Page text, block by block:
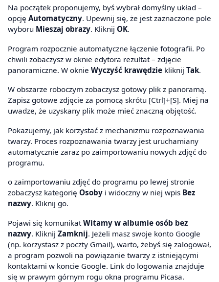
Na początek proponujemy, byś wybrał domyślny układ –
opcję Automatyczny. Upewnij się, że jest zaznaczone pole
wyboru Mieszaj obrazy. Kliknij OK.
Program rozpocznie automatyczne łączenie fotografii. Po
chwili zobaczysz w oknie edytora rezultat – zdjęcie
panoramiczne. W oknie Wyczyść krawędzie kliknij Tak.
W obszarze roboczym zobaczysz gotowy plik z panoramą.
Zapisz gotowe zdjęcie za pomocą skrótu [Ctrl]+[S]. Miej na
uwadze, że uzyskany plik może mieć znaczną objętość.
Pokazujemy, jak korzystać z mechanizmu rozpoznawania
twarzy. Proces rozpoznawania twarzy jest uruchamiany
automatycznie zaraz po zaimportowaniu nowych zdjęć do
programu.
o zaimportowaniu zdjęć do programu po lewej stronie
zobaczysz kategorię Osoby i widoczny w niej wpis Bez
nazwy. Kliknij go.
Pojawi się komunikat Witamy w albumie osób bez
nazwy. Kliknij Zamknij. Jeżeli masz swoje konto Google
(np. korzystasz z poczty Gmail), warto, żebyś się zalogował,
a program pozwoli na powiązanie twarzy z istniejącymi
kontaktami w koncie Google. Link do logowania znajduje
się w prawym górnym rogu okna programu Picasa.